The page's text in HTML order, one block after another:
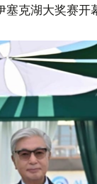
克湖大奖赛开